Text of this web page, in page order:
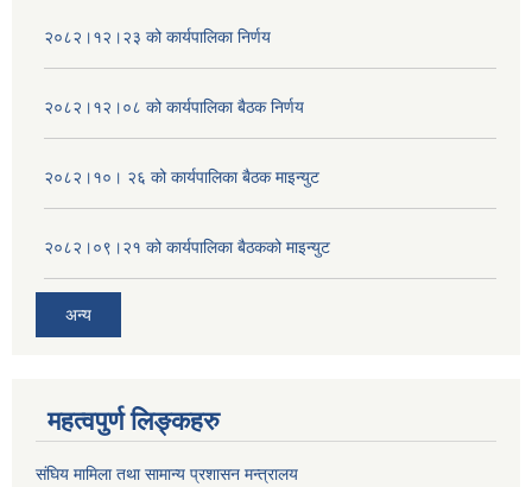
२०८२।१२।२३ को कार्यपालिका निर्णय
२०८२।१२।०८ को कार्यपालिका बैठक निर्णय
२०८२।१०। २६ को कार्यपालिका बैठक माइन्युट
२०८२।०९।२१ को कार्यपालिका बैठकको माइन्युट
अन्य
महत्वपुर्ण लिङ्कहरु
संघिय मामिला तथा सामान्य प्रशासन मन्त्रालय